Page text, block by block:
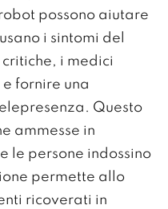
possono aiutare
i sintomi del
i medici
fornire una
Questo
ammesse in
le persone indossino
permette allo
ricoverati in